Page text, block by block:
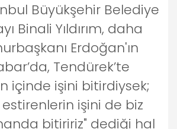
Büyükşehir Belediye
Binali Yıldırım, daha
Erdoğan'ın
Tendürek’te
içinde işini bitirdiysek;
işini de biz
bitiririz" dediği hal